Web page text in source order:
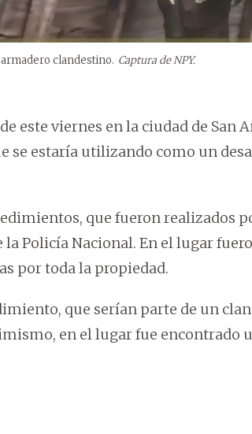
clandestino. Captura de NPY.
este viernes en la ciudad de San
se estaría utilizando como un
que fueron realizados
Policía Nacional. En el lugar
por toda la propiedad.
que serían parte de un
en el lugar fue encontrado